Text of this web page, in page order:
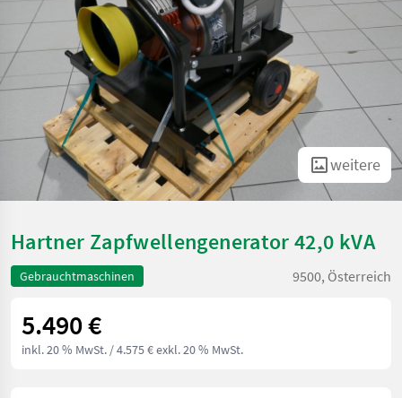
weitere
Hartner Zapfwellengenerator 42,0 kVA
Gebrauchtmaschinen 9500, Österreich
5.490 €
inkl. 20 % MwSt. / 4.575 € exkl. 20 % MwSt.